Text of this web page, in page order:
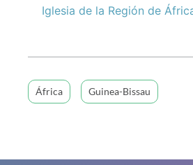
Iglesia de la Región de
África Guinea-Bissau